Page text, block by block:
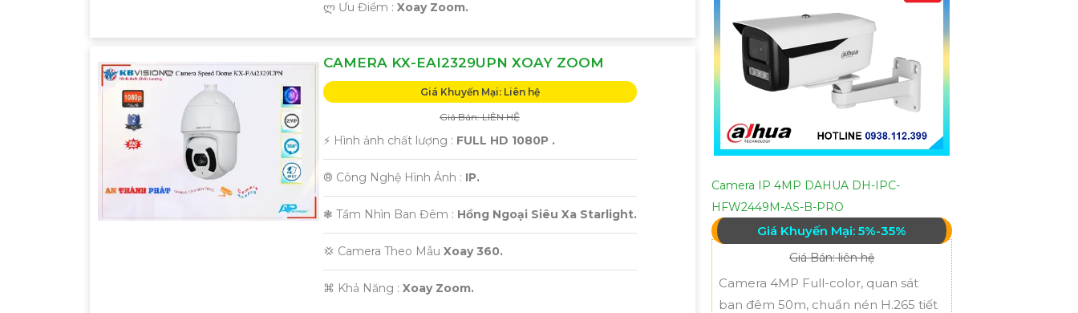
️ლ Ưu Điểm : Xoay Zoom.
CAMERA KX-EAI2329UPN XOAY ZOOM
Giá Khuyến Mại: Liên hệ
Giá Bán: LIÊN HỆ
️⚡ Hình ảnh chất lượng : FULL HD 1080P .
®️ Công Nghệ Hình Ảnh : IP.
❃ Tầm Nhìn Ban Đêm : Hồng Ngoại Siêu Xa Starlight.
💢 Camera Theo Mẫu Xoay 360.
️⌘ Khả Năng : Xoay Zoom.
Camera IP 4MP DAHUA DH-IPC-
HFW2449M-AS-B-PRO
Giá Khuyến Mại: 5%-35%
Giá Bán: liên hệ
Camera 4MP Full-color, quan sát
ban đêm 50m, chuẩn nén H.265 tiết